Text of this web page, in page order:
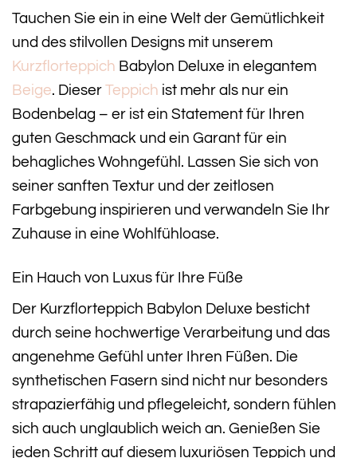
Tauchen Sie ein in eine Welt der Gemütlichkeit
und des stilvollen Designs mit unserem
Kurzflorteppich Babylon Deluxe in elegantem
Beige. Dieser Teppich ist mehr als nur ein
Bodenbelag – er ist ein Statement für Ihren
guten Geschmack und ein Garant für ein
behagliches Wohngefühl. Lassen Sie sich von
seiner sanften Textur und der zeitlosen
Farbgebung inspirieren und verwandeln Sie Ihr
Zuhause in eine Wohlfühloase.
Ein Hauch von Luxus für Ihre Füße
Der Kurzflorteppich Babylon Deluxe besticht
durch seine hochwertige Verarbeitung und das
angenehme Gefühl unter Ihren Füßen. Die
synthetischen Fasern sind nicht nur besonders
strapazierfähig und pflegeleicht, sondern fühlen
sich auch unglaublich weich an. Genießen Sie
jeden Schritt auf diesem luxuriösen Teppich und